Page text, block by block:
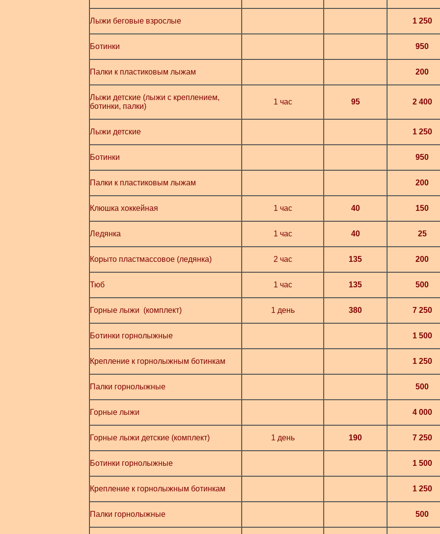
Лыжи беговые взрослые 1 250
Ботинки 950
Палки к пластиковым лыжам 200
Лыжи детские (лыжи с креплением,
ботинки, палки)
1 час 95 2 400
Лыжи детские 1 250
Ботинки 950
Палки к пластиковым лыжам 200
Клюшка хоккейная 1 час 40 150
Ледянка 1 час 40 25
Корыто пластмассовое (ледянка) 2 час 135 200
Тюб 1 час 135 500
Горные лыжи (комплект) 1 день 380 7 250
Ботинки горнолыжные 1 500
Крепление к горнолыжным ботинкам 1 250
Палки горнолыжные 500
Горные лыжи 4 000
Горные лыжи детские (комплект) 1 день 190 7 250
Ботинки горнолыжные 1 500
Крепление к горнолыжным ботинкам 1 250
Палки горнолыжные 500